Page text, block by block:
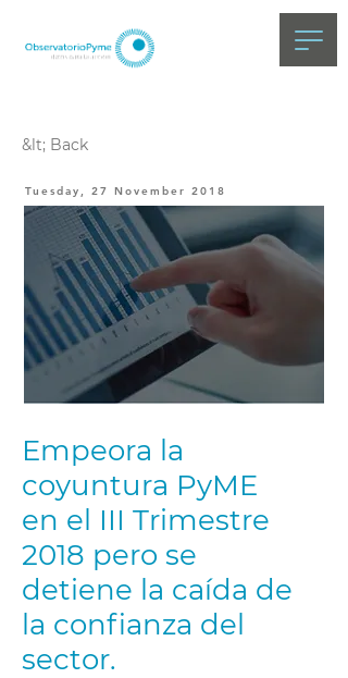
&lt; Back
Tuesday, 27 November 2018
Empeora la
coyuntura PyME
en el III Trimestre
2018 pero se
detiene la caída de
la confianza del
sector.